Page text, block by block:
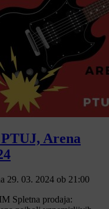
Arena
29. 03. 2024 ob 21:00
Spletna prodaja: